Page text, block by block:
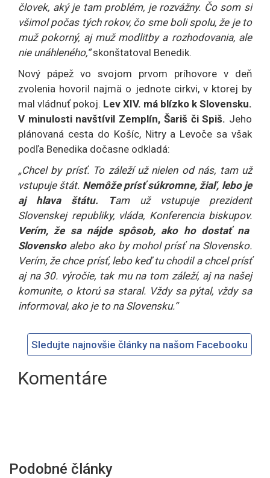
človek, aký je tam problém, je rozvážny. Čo som si
všimol počas tých rokov, čo sme boli spolu, že je to
muž pokorný, aj muž modlitby a rozhodovania, ale
nie unáhleného,“skonštatoval Benedik.
Nový pápež vo svojom prvom príhovore v deň
zvolenia hovoril najmä o jednote cirkvi, v ktorej by
mal vládnuť pokoj. Lev XIV. má blízko k Slovensku.
V minulosti navštívil Zemplín, Šariš či Spiš. Jeho
plánovaná cesta do Košíc, Nitry a Levoče sa však
podľa Benedika dočasne odkladá:
„Chcel by prísť. To záleží už nielen od nás, tam už
vstupuje štát. Nemôže prísť súkromne, žiaľ, lebo je
aj hlava štátu. Tam už vstupuje prezident
Slovenskej republiky, vláda, Konferencia biskupov.
Verím, že sa nájde spôsob, ako ho dostať na
Slovenskoalebo ako by mohol prísť na Slovensko.
Verím, že chce prísť, lebo keď tu chodil a chcel prísť
aj na 30. výročie, tak mu na tom záleží, aj na našej
komunite, o ktorú sa staral. Vždy sa pýtal, vždy sa
informoval, ako je to na Slovensku.“
Sledujte najnovšie články na našom Facebooku
Komentáre
Podobné články